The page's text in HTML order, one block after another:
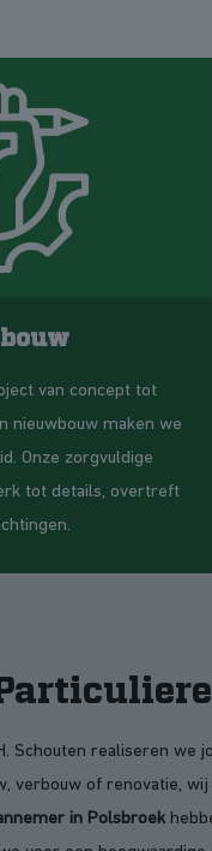
van concept tot
nieuwbouw maken we
Onze zorgvuldige
tot details, overtreft
Schouten realiseren we
verbouw of renovatie,
in Polsbroek